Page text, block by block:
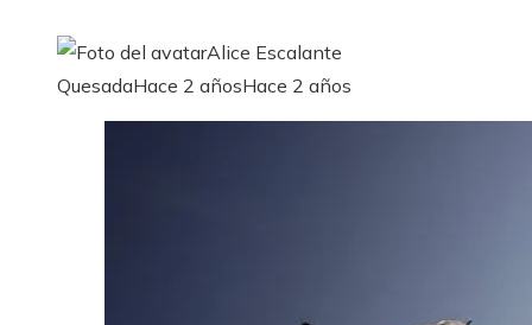
Alice Escalante
QuesadaHace 2 añosHace 2 años